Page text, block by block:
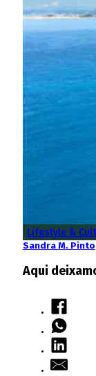
Lifestyle &
Sandra M. Pinto
Aqui